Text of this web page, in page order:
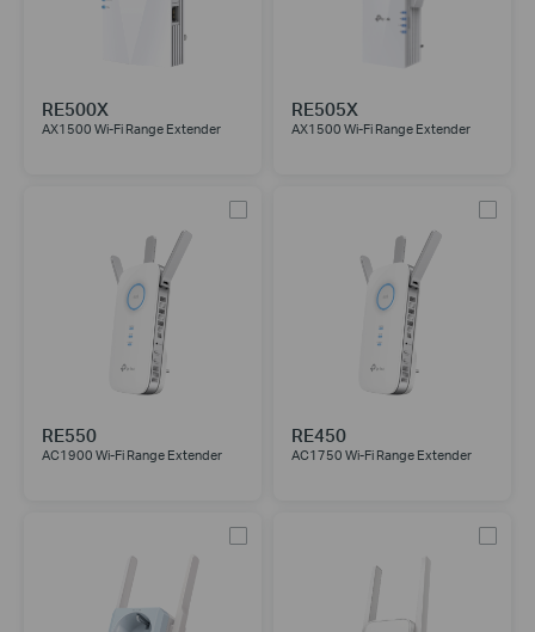
RE500X
AX1500 Wi-Fi Range Extender
RE505X
AX1500 Wi-Fi Range Extender
RE550
AC1900 Wi-Fi Range Extender
RE450
AC1750 Wi-Fi Range Extender